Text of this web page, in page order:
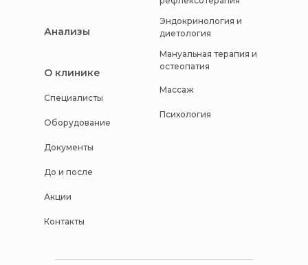
Анализы
О клинике
Мануальная терапия и
остеопатия
Специалисты
Оборудование
Документы
Массаж
До и после
Психология
Акции
Контакты
Эндокринология и
диетология